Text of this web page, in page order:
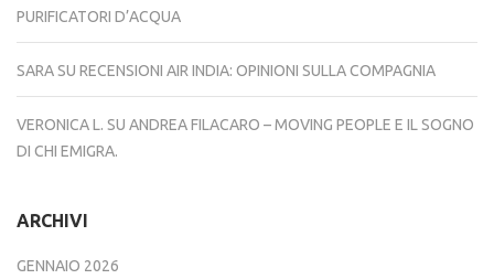
PURIFICATORI D’ACQUA
SARA SU RECENSIONI AIR INDIA: OPINIONI SULLA COMPAGNIA
VERONICA L. SU ANDREA FILACARO – MOVING PEOPLE E IL SOGNO
DI CHI EMIGRA.
ARCHIVI
GENNAIO 2026